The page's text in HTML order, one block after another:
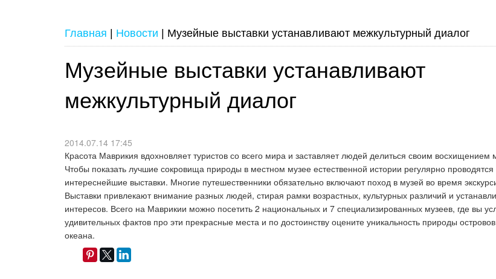
Главная | Новости | Музейные выставки устанавливают межкультурный диалог
Музейные выставки устанавливают
межкультурный диалог
2014.07.14 17:45
Красота Маврикия вдохновляет туристов со всего мира и заставляет людей делиться своим восхищением
Чтобы показать лучшие сокровища природы в местном музее естественной истории регулярно
интереснейшие выставки. Многие путешественники обязательно включают поход в музей во время
Выставки привлекают внимание разных людей, стирая рамки возрастных, культурных различий и
интересов. Всего на Маврикии можно посетить 2 национальных и 7 специализированных музеев, где вы
удивительных фактов про эти прекрасные места и по достоинству оцените уникальность природы
океана.